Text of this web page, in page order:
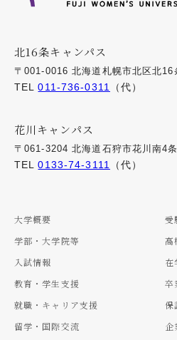
北16条キャンパス
〒001-0016 北海道札幌市北区北16
TEL011-736-0311 （代）
花川キャンパス
〒061-3204 北海道石狩市花川南4
TEL0133-74-3111 （代）
大学概要
学部・大学院等
入試情報
教育・学生支援
就職・キャリア支援
留学・国際交流
受
高
在
卒
保
企